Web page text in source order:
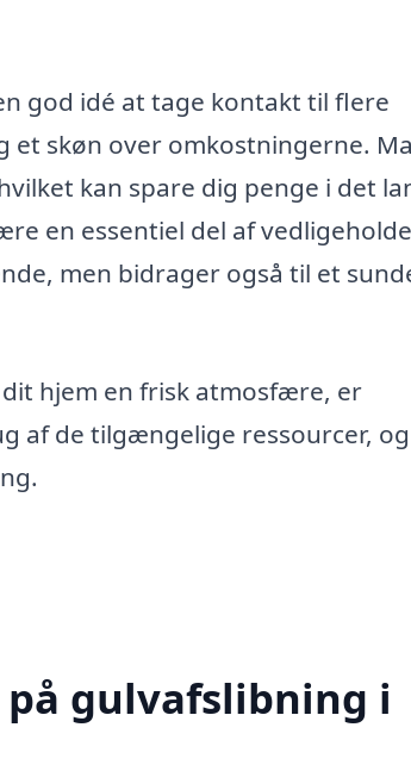
god idé at tage kontakt til flere
skøn over omkostningerne.
kan spare dig penge i det
en essentiel del af
men bidrager også til et
hjem en frisk atmosfære, er
af de tilgængelige ressourcer, og
gulvafslibning i